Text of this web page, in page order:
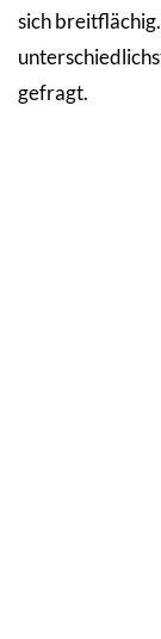
sich
gefragt.